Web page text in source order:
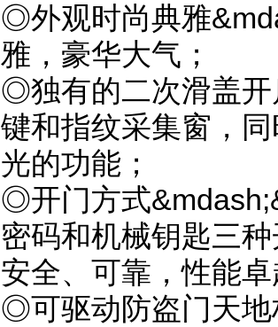
◎外观时尚典雅
雅，豪华大气；
◎独有的二次滑盖开
键和指纹采集窗，
光的功能；
◎开门方式
密码和机械钥匙三
安全、可靠，性能
◎可驱动防盗门天地